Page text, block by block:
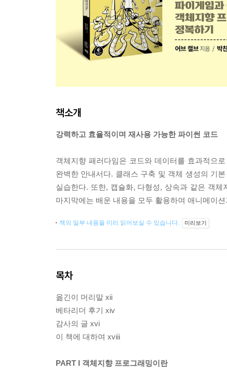
책소개
강력하고 효율적이며 재사용 가능한 파이썬 코드
객체지향 패러다임은 코드와 데이터를 효과적으
완벽한 안내서다. 클래스 구축 및 객체 생성의 기
실습한다. 또한, 캡슐화, 다형성, 상속과 같은 객
마지막에는 배운 내용을 모두 활용하여 애니메이
책의 일부 내용을 미리 읽어보실 수 있습니다. 미리보기
목차
옮긴이 머리말 xii
베타리더 후기 xiv
감사의 글 xvi
이 책에 대하여 xviii
PART I 객체지향 프로그래밍이란